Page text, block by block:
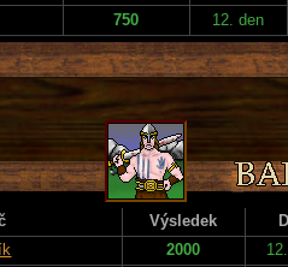
750 12. den
Výsledek
2000